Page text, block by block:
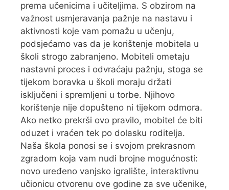
prema učenicima i učiteljima. S obzirom na
važnost usmjeravanja pažnje na nastavu i
aktivnosti koje vam pomažu u učenju,
podsjećamo vas da je korištenje mobitela u
školi strogo zabranjeno. Mobiteli ometaju
nastavni proces i odvraćaju pažnju, stoga se
tijekom boravka u školi moraju držati
isključeni i spremljeni u torbe. Njihovo
korištenje nije dopušteno ni tijekom odmora.
Ako netko prekrši ovo pravilo, mobitel će biti
oduzet i vraćen tek po dolasku roditelja.
Naša škola ponosi se i svojom prekrasnom
zgradom koja vam nudi brojne mogućnosti:
novo uređeno vanjsko igralište, interaktivnu
učionicu otvorenu ove godine za sve učenike,